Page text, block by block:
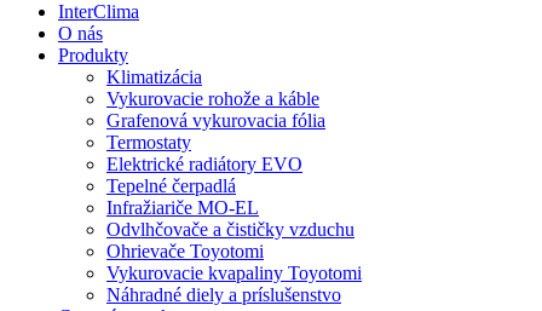
InterClima
O nás
Produkty
Klimatizácia
Vykurovacie rohože a káble
Grafenová vykurovacia fólia
Termostaty
Elektrické radiátory EVO
Tepelné čerpadlá
Infražiariče MO-EL
Odvlhčovače a čističky vzduchu
Ohrievače Toyotomi
Vykurovacie kvapaliny Toyotomi
Náhradné diely a príslušenstvo